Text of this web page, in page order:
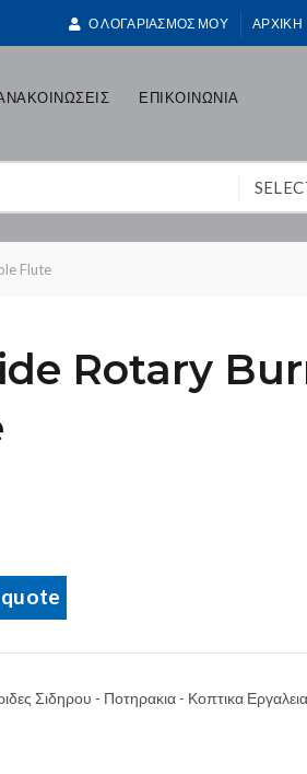
Ο ΛΟΓΑΡΙΑΣΜΟΣ ΜΟΥ ΑΡΧΙΚΗ
ΕΠΙΚΟΙΝΩΝΙΑ
Flute
Rotary
Σιδηρου - Ποτηρακια - Κοπτικα Εργαλεια